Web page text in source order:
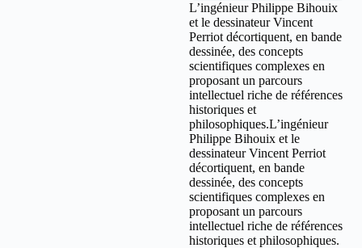
L’ingénieur Philippe Bihouix
et le dessinateur Vincent
Perriot décortiquent, en bande
dessinée, des concepts
scientifiques complexes en
proposant un parcours
intellectuel riche de références
historiques et
philosophiques.L’ingénieur
Philippe Bihouix et le
dessinateur Vincent Perriot
décortiquent, en bande
dessinée, des concepts
scientifiques complexes en
proposant un parcours
intellectuel riche de références
historiques et philosophiques.